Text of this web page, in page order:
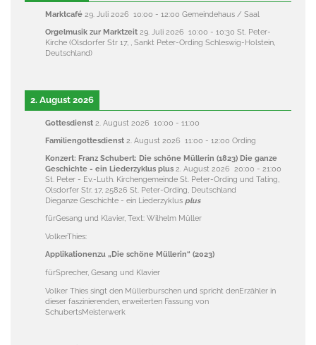
Marktcafé 29. Juli 2026 10:00 - 12:00 Gemeindehaus / Saal
Orgelmusik zur Marktzeit 29. Juli 2026 10:00 - 10:30 St. Peter-
Kirche (Olsdorfer Str 17, , Sankt Peter-Ording Schleswig-Holstein,
Deutschland)
2. August 2026
Gottesdienst 2. August 2026 10:00 - 11:00
Familiengottesdienst 2. August 2026 11:00 - 12:00 Ording
Konzert: Franz Schubert: Die schöne Müllerin (1823) Die ganze
Geschichte - ein Liederzyklus plus 2. August 2026 20:00 - 21:00
St. Peter - Ev.-Luth. Kirchengemeinde St. Peter-Ording und Tating,
Olsdorfer Str. 17, 25826 St. Peter-Ording, Deutschland
Dieganze Geschichte - ein Liederzyklus plus
fürGesang und Klavier, Text: Wilhelm Müller
VolkerThies:
Applikationenzu „Die schöne Müllerin“ (2023)
fürSprecher, Gesang und Klavier
Volker Thies singt den Müllerburschen und spricht denErzähler in
dieser faszinierenden, erweiterten Fassung von
SchubertsMeisterwerk